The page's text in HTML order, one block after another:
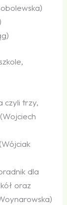
czyli trzy,
dla
oraz